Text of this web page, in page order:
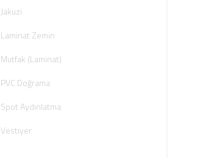
Jakuzi
Laminat Zemin
Mutfak (Laminat)
PVC Doğrama
Spot Aydınlatma
Vestiyer